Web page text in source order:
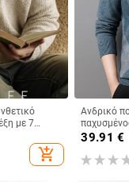
με 7
και
casual add_shopping_cart
Ανδρικό
μανίκια,
39.91 €